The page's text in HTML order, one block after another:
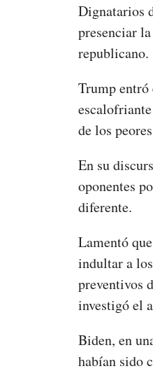
Dignatarios
presenciar
republicano.
Trump
de los
En su
oponentes
diferente.
Lamentó
indultar a
preventivos
investigó el
Biden, en
habían sido